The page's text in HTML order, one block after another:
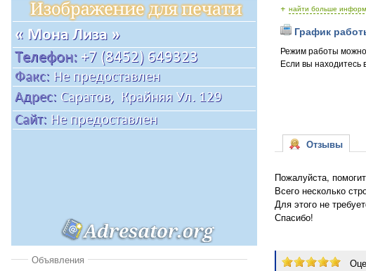
Объявления
+ найти больше
График
Режим работы
Если вы находитесь
Отзывы
Пожалуйста,
Всего несколько
Для этого не
Спасибо!